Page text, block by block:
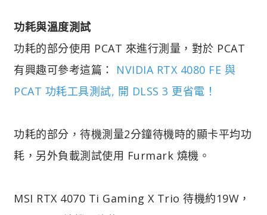
功耗與溫度測試
功耗的部分使用 PCAT 來進行測量，對於 PCAT
有興趣可參考這篇： NVIDIA RTX 4080 FE 與
PCAT 功耗工具測試, 開 DLSS 3 更省電！
功耗的部分，待機測量2分鐘待機時的顯卡平均功
耗，另外負載測試使用 Furmark 燒機。
MSI RTX 4070 Ti Gaming X Trio 待機約19W，